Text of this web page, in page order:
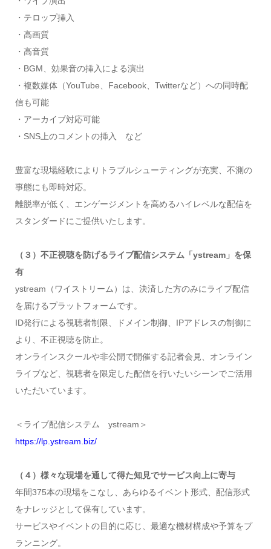
・テロップ挿入
・高画質
・高音質
・BGM、効果音の挿入による演出
・複数媒体（YouTube、Facebook、Twitterなど）への同時配
信も可能
・アーカイブ対応可能
・SNS上のコメントの挿入 など
豊富な現場経験によりトラブルシューティングが充実、不測の
事態にも即時対応。
離脱率が低く、エンゲージメントを高めるハイレベルな配信を
スタンダードにご提供いたします。
（３）不正視聴を防げるライブ配信システム「ystream」を保
有
ystream（ワイストリーム）は、決済した方のみにライブ配信
を届けるプラットフォームです。
ID発行による視聴者制限、ドメイン制御、IPアドレスの制御に
より、不正視聴を防止。
オンラインスクールや非公開で開催する記者会見、オンライン
ライブなど、視聴者を限定した配信を行いたいシーンでご活用
いただいています。
＜ライブ配信システム ystream＞
https://lp.ystream.biz/
（４）様々な現場を通して得た知見でサービス向上に寄与
年間375本の現場をこなし、あらゆるイベント形式、配信形式
をナレッジとして保有しています。
サービスやイベントの目的に応じ、最適な機材構成や予算をプ
ランニング。